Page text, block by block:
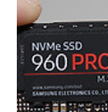
온 모든 M.2 SSD 저장
료한 상태 인데요. 물론
분 설명드리죠. M.2
한 카드 제품 크기..